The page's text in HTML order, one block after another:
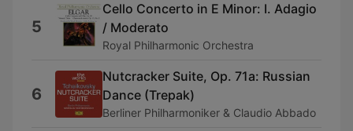
5
Cello Concerto in E Minor: I. Adagio
/ Moderato
Royal Philharmonic Orchestra
6
Nutcracker Suite, Op. 71a: Russian
Dance (Trepak)
Berliner Philharmoniker & Claudio Abbado